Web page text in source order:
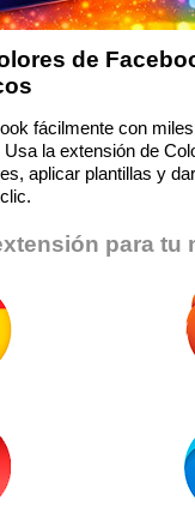
de
fácilmente con
la extensión de
aplicar plantillas y
para tu